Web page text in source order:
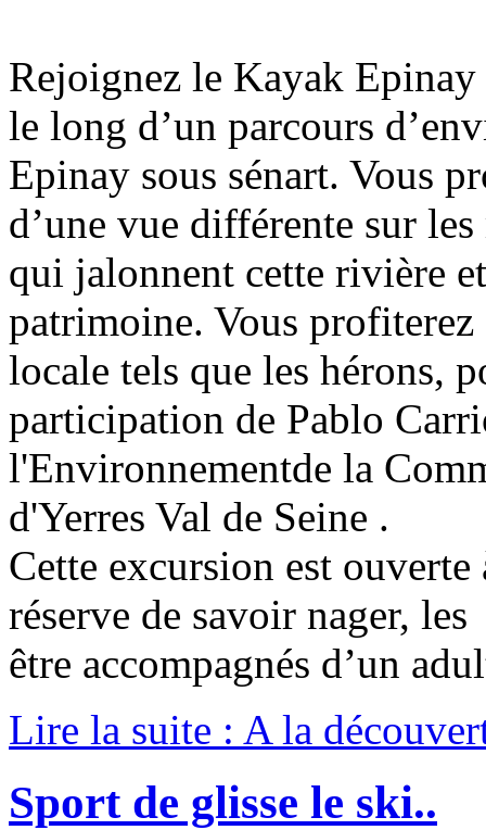
Rejoignez le Kayak
le long d’un parcours
Epinay sous sénart. Vous
d’une vue différente sur
qui jalonnent cette rivière
patrimoine. Vous
locale tels que les hérons,
participation de Pablo
l'Environnementde la
d'Yerres Val de Seine .
Cette excursion est
réserve de savoir nager,
être accompagnés d’un
Lire la suite : A la
Sport de glisse le ski..